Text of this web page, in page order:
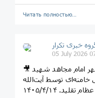
Читать полностью…
خبری تکرار
05 July 2026
🎥 فیلم کامل اقامه نماز بر پیکر مطهر امام مجاهد شهید
توسط آیت‌الله
۱۴۰۵/۴/۱۴